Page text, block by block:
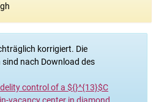
korrigiert. Die
nach Download des
control of a ${}^{13}$C
vacancy center in diamond